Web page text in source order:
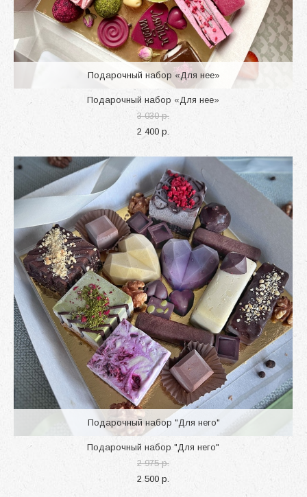
Подарочный набор «Для нее»
Подарочный набор «Для нее»
3 030 p.
2 400 p.
Подарочный набор "Для него"
Подарочный набор "Для него"
2 975 p.
2 500 p.